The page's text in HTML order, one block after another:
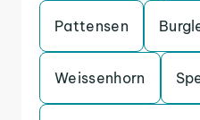
Pattensen
Weissenhorn